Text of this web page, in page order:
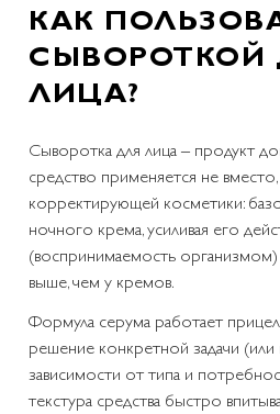
КАК
СЫВОРОТКОЙ
ЛИЦА?
Сыворотка для лица – продукт
средство применяется не
корректирующей косметики:
ночного крема, усиливая его
(воспринимаемость
выше, чем у кремов.
Формула серума работает
решение конкретной задачи (или
зависимости от типа и
текстура средства быстро